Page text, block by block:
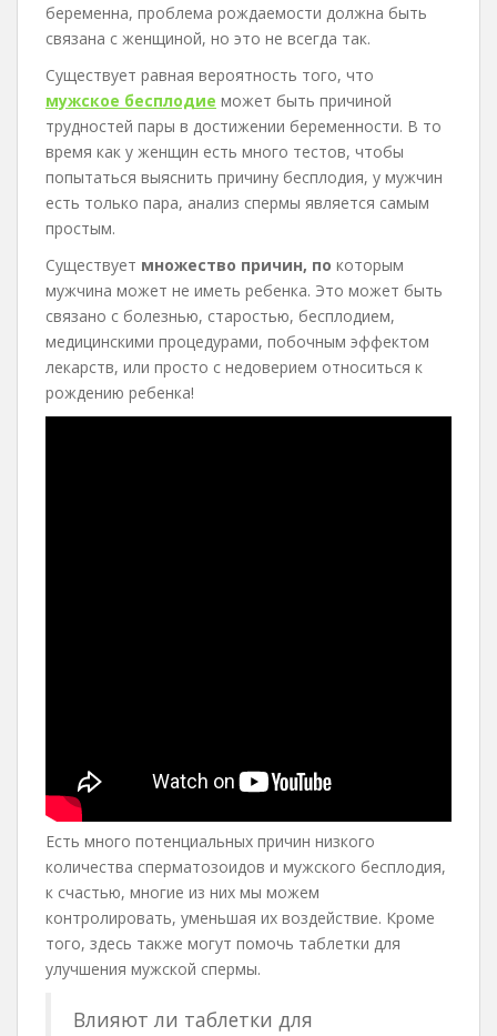
беременна, проблема рождаемости должна быть
связана с женщиной, но это не всегда так.
Существует равная вероятность того, что
мужское бесплодие может быть причиной
трудностей пары в достижении беременности. В то
время как у женщин есть много тестов, чтобы
попытаться выяснить причину бесплодия, у мужчин
есть только пара, анализ спермы является самым
простым.
Существует множество причин, по которым
мужчина может не иметь ребенка. Это может быть
связано с болезнью, старостью, бесплодием,
медицинскими процедурами, побочным эффектом
лекарств, или просто с недоверием относиться к
рождению ребенка!
Есть много потенциальных причин низкого
количества сперматозоидов и мужского бесплодия,
к счастью, многие из них мы можем
контролировать, уменьшая их воздействие. Кроме
того, здесь также могут помочь таблетки для
улучшения мужской спермы.
Влияют ли таблетки для